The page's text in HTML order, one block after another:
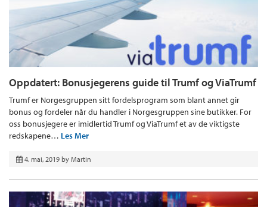
Oppdatert: Bonusjegerens guide til Trumf og ViaTrumf
Trumf er Norgesgruppen sitt fordelsprogram som blant annet gir
bonus og fordeler når du handler i Norgesgruppen sine butikker. For
oss bonusjegere er imidlertid Trumf og ViaTrumf et av de viktigste
redskapene… Les Mer
4. mai, 2019 by Martin